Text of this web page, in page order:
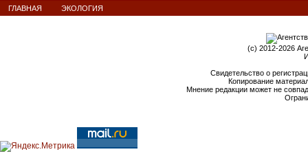
ГЛАВНАЯ ЭКОЛОГИЯ
(c) 2012-2026
Свидетельство о
Копирование
Мнение редакции может не